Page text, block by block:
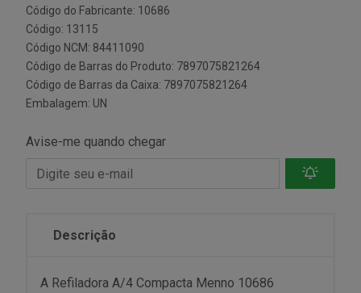
Código do Fabricante: 10686
Código: 13115
Código NCM: 84411090
Código de Barras do Produto: 7897075821264
Código de Barras da Caixa: 7897075821264
Embalagem: UN
Avise-me quando chegar
Descrição
A Refiladora A/4 Compacta Menno 10686